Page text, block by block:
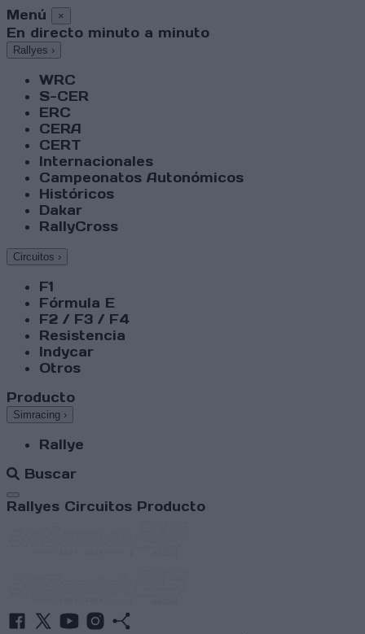
Menú ×
En directo minuto a minuto
Rallyes ›
WRC
S-CER
ERC
CERA
CERT
Internacionales
Campeonatos Autonómicos
Históricos
Dakar
RallyCross
Circuitos ›
F1
Fórmula E
F2 / F3 / F4
Resistencia
Indycar
Otros
Producto
Simracing ›
Rallye
Buscar
Abrir menú
Rallyes Circuitos Producto